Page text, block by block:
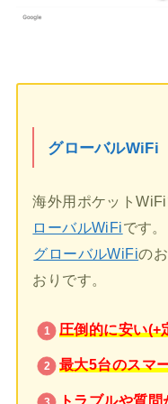
グローバルWiFi
海外用ポケット
ローバルWiFiです。
グローバルWiFiの
おりです。
圧倒的に安い(+
最大5台のスマ
トラブルや質